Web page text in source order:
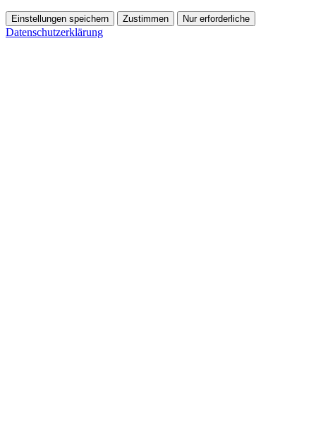
Einstellungen speichern Zustimmen Nur erforderliche
Datenschutzerklärung